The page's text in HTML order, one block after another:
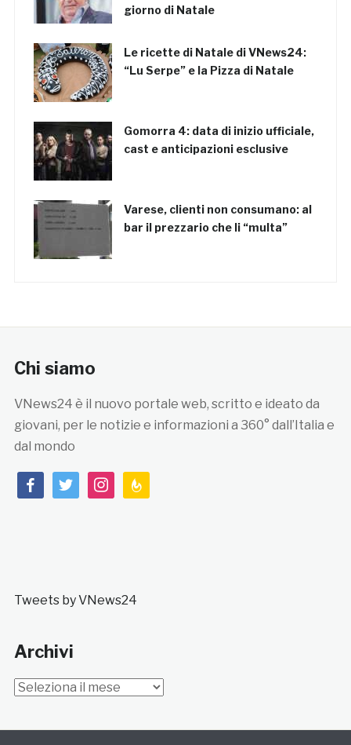
giorno di Natale
Le ricette di Natale di VNews24:
“Lu Serpe” e la Pizza di Natale
Gomorra 4: data di inizio ufficiale,
cast e anticipazioni esclusive
Varese, clienti non consumano: al
bar il prezzario che li “multa”
Chi siamo
VNews24 è il nuovo portale web, scritto e ideato da
giovani, per le notizie e informazioni a 360° dall’Italia e
dal mondo
facebooktwitterinstagramfeedburner
Tweets by VNews24
Archivi
Archivi